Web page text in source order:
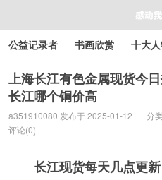
感动
公益记录者 书画欣赏 十大
好人好事 感人资讯 商业资讯
上海长江有色金属现货今
长江哪个铜价高
a351910080 发布于 2025-01-12 分
评论(0)
长江现货每天几点更新